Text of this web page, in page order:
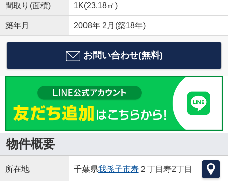
間取り(面積) 1K(23.18㎡)
築年月 2008年 2月(築18年)
お問い合わせ(無料)
物件概要
所在地 千葉県我孫子市寿２丁目寿2丁目